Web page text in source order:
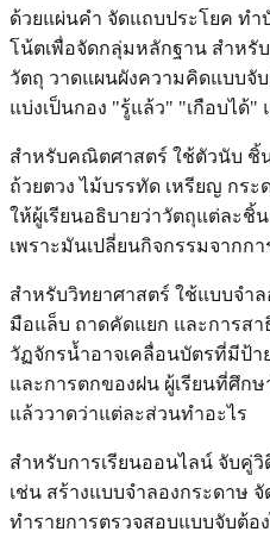
ด้วยแผ่นคำ จัดแถบประโยค ทำ
โน้ตเพื่อจัดกลุ่มหลักฐาน สำหรั
วัตถุ วาดแผนผังความคิดแบบจั
แบ่งเป็นกอง "รู้แล้ว" "เกือบได้"
สำหรับคณิตศาสตร์ ใช้ตัวนับ ชิ้
ถ้วยตวง ไม้บรรทัด เหรียญ กร
ให้ผู้เรียนอธิบายว่าวัตถุแต่ละ
เพราะมันเปลี่ยนกิจกรรมจากกา
สำหรับวิทยาศาสตร์ ใช้แบบจำล
มือแล็บ ถาดคัดแยก และการสา
วัฏจักรน้ำอาจเคลื่อนบัตรที่มีป้า
และการตกของฝน ผู้เรียนที่ศึกษ
แล้ววาดว่าแต่ละส่วนทำอะไร
สำหรับการเรียนออนไลน์ จับคู่
เช่น สร้างแบบจำลองกระดาษ
ทำรายการตรวจสอบแบบจับต้อ